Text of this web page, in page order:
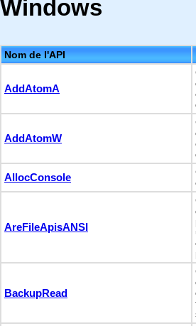
Windows
Nom de l'API
AddAtomA
AddAtomW
AllocConsole
AreFileApisANSI
BackupRead